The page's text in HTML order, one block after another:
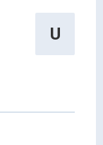
U